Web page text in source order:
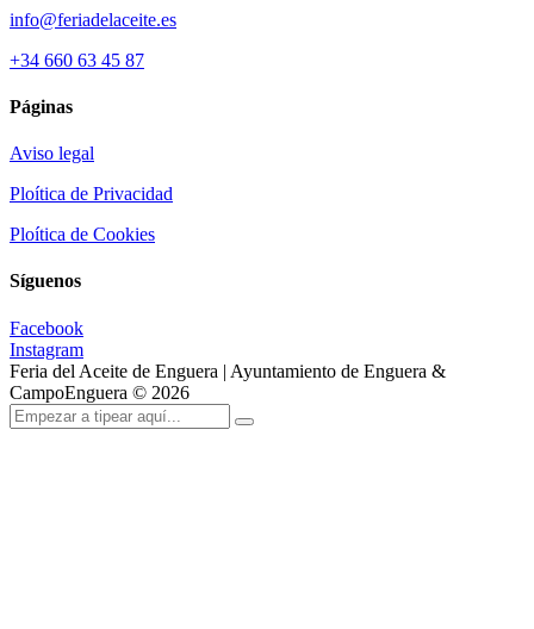
info@feriadelaceite.es
+34 660 63 45 87
Páginas
Aviso legal
Ploítica de Privacidad
Ploítica de Cookies
Síguenos
Facebook
Instagram
Feria del Aceite de Enguera | Ayuntamiento de Enguera &
CampoEnguera © 2026